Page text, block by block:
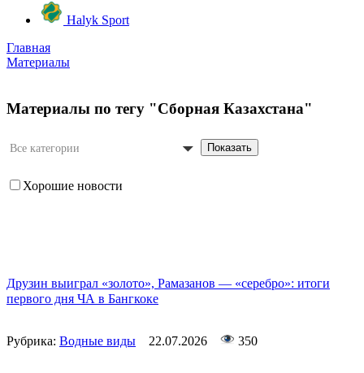
Halyk Sport
Главная
Материалы
Материалы по тегу "Сборная Казахстана"
Все категории Показать
Хорошие новости
Друзин выиграл «золото», Рамазанов — «серебро»: итоги
первого дня ЧА в Бангкоке
Рубрика: Водные виды 22.07.2026 350